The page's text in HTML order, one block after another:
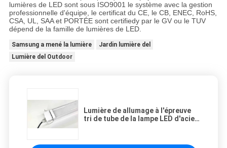
lumières de LED sont sous ISO9001 le système avec la gestion
professionnelle d'équipe, le certificat du CE, le CB, ENEC, RoHS,
CSA, UL, SAA et PORTÉE sont certifiedy par le GV ou le TUV
dépend de la famille de lumières de LED.
Samsung a mené la lumière
Jardin lumière del
Lumière del Outdoor
Lumière de allumage à l'épreuve
tri de tube de la lampe LED d'acier
de l'appareil d'éclairage LED